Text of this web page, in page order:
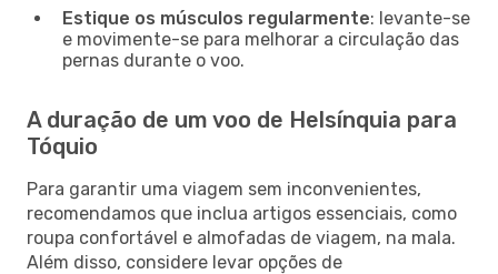
Estique os músculos regularmente: levante-se
e movimente-se para melhorar a circulação das
pernas durante o voo.
A duração de um voo de Helsínquia para
Tóquio
Para garantir uma viagem sem inconvenientes,
recomendamos que inclua artigos essenciais, como
roupa confortável e almofadas de viagem, na mala.
Além disso, considere levar opções de